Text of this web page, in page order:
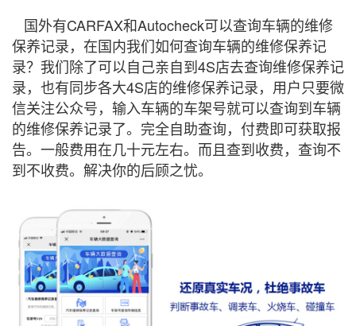
国外有CARFAX和Autocheck可以查询车辆的维修
保养记录，在国内我们如何查询车辆的维修保养记
录？我们除了可以自己亲自到4S店去查询维修保养记
录，也有同步各大4S店的维修保养记录，用户只要微
信关注公众号，输入车辆的车架号就可以查询到车辆
的维修保养记录了。完全自助查询，付费即可获取报
告。一般费用在几十元左右。而且查到收费，查询不
到不收费。解决你的后顾之忧。